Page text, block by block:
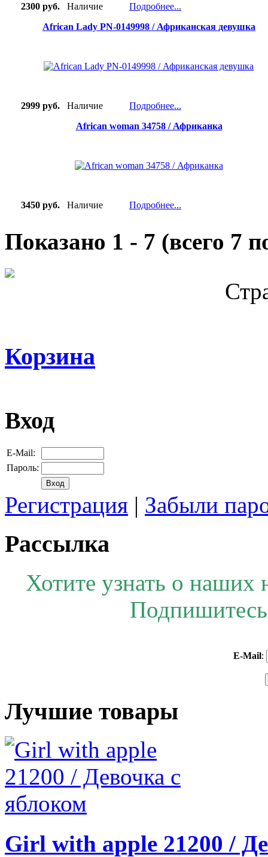
2300 руб. Наличие
Подробнее...
African Lady PN-0149998 / Африканская девушка
2999 руб. Наличие
Подробнее...
African woman 34758 / Африканка
3450 руб. Наличие Подробнее...
Показано 1 - 7 (всего 7
Корзина
Вход
E-Mail:
Пароль:
Регистрация | Забыли
Рассылка
Хотите узнать о наших
E-Mail:
Лучшие товары
Girl with apple 21200 /